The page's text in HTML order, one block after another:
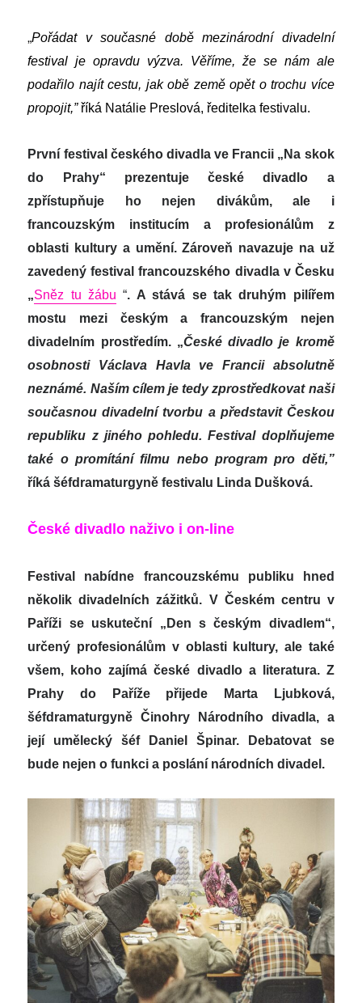
„Pořádat v současné době mezinárodní divadelní
festival je opravdu výzva. Věříme, že se nám ale
podařilo najít cestu, jak obě země opět o trochu více
propojit,” říká Natálie Preslová, ředitelka festivalu.
První festival českého divadla ve Francii „Na skok
do Prahy“ prezentuje české divadlo a
zpřístupňuje ho nejen divákům, ale i
francouzským institucím a profesionálům z
oblasti kultury a umění. Zároveň navazuje na už
zavedený festival francouzského divadla v Česku
„Sněz tu žábu “. A stává se tak druhým pilířem
mostu mezi českým a francouzským nejen
divadelním prostředím. „České divadlo je kromě
osobnosti Václava Havla ve Francii absolutně
neznámé. Naším cílem je tedy zprostředkovat naši
současnou divadelní tvorbu a představit Českou
republiku z jiného pohledu. Festival doplňujeme
také o promítání filmu nebo program pro děti,”
říká šéfdramaturgyně festivalu Linda Dušková.
České divadlo naživo i on-line
Festival nabídne francouzskému publiku hned
několik divadelních zážitků. V Českém centru v
Paříži se uskuteční „Den s českým divadlem“,
určený profesionálům v oblasti kultury, ale také
všem, koho zajímá české divadlo a literatura. Z
Prahy do Paříže přijede Marta Ljubková,
šéfdramaturgyně Činohry Národního divadla, a
její umělecký šéf Daniel Špinar. Debatovat se
bude nejen o funkci a poslání národních divadel.